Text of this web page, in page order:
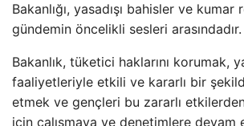
Bakanlığı, yasadışı bahisler ve kumar
gündemin öncelikli sesleri arasındadır.
Bakanlık, tüketici haklarını korumak,
faaliyetleriyle etkili ve kararlı bir
etmek ve gençleri bu zararlı
için çalışmaya ve denetimlere devam